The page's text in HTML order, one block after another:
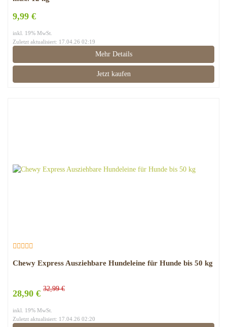
9,99 €
inkl. 19% MwSt.
Zuletzt aktualisiert: 17.04.26 02:19
Mehr Details
Jetzt kaufen
Chewy Express Ausziehbare Hundeleine für Hunde bis 50 kg
28,90 € 32,99 €
inkl. 19% MwSt.
Zuletzt aktualisiert: 17.04.26 02:20